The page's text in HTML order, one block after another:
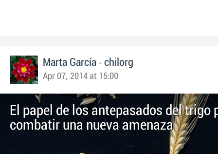
Marta García - chilorg
Apr 07, 2014 at 15:00
El papel de los antepasados del trigo
combatir una nueva amenaza